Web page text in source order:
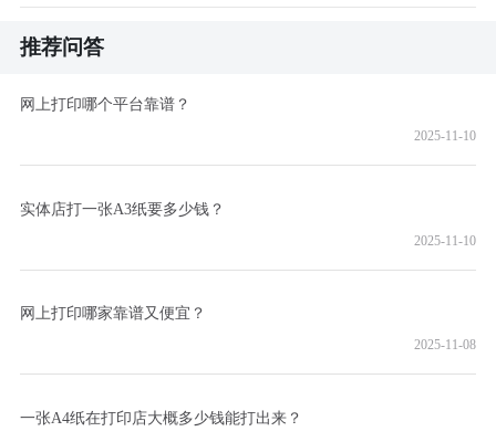
推荐问答
网上打印哪个平台靠谱？
2025-11-10
实体店打一张A3纸要多少钱？
2025-11-10
网上打印哪家靠谱又便宜？
2025-11-08
一张A4纸在打印店大概多少钱能打出来？